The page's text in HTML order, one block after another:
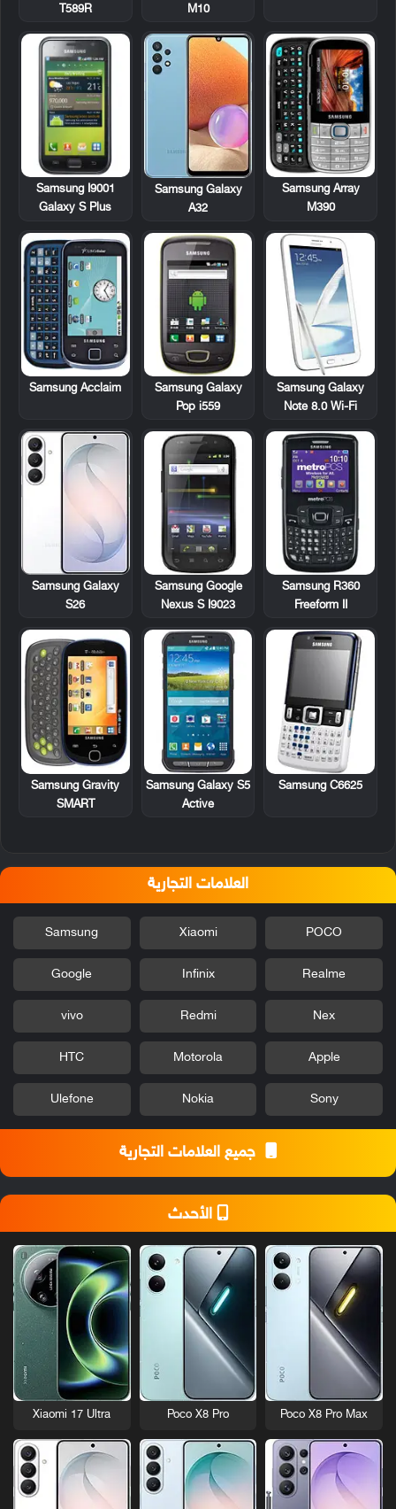
M10
T589R
Samsung Array
M390
Samsung Galaxy
A32
Samsung I9001
Galaxy S Plus
Samsung Galaxy
Note 8.0 Wi-Fi
Samsung Galaxy
Pop i559
Samsung Acclaim
Samsung R360
Freeform II
Samsung Google
Nexus S I9023
Samsung Galaxy
S26
Samsung C6625
Samsung Galaxy S5
Active
Samsung Gravity
SMART
العلامات التجارية
POCO
Xiaomi
Samsung
Realme
Infinix
Google
Nex
Redmi
vivo
Apple
Motorola
HTC
Sony
Nokia
Ulefone
جميع العلامات التجارية
الأحدث
Poco X8 Pro Max
Poco X8 Pro
Xiaomi 17 Ultra